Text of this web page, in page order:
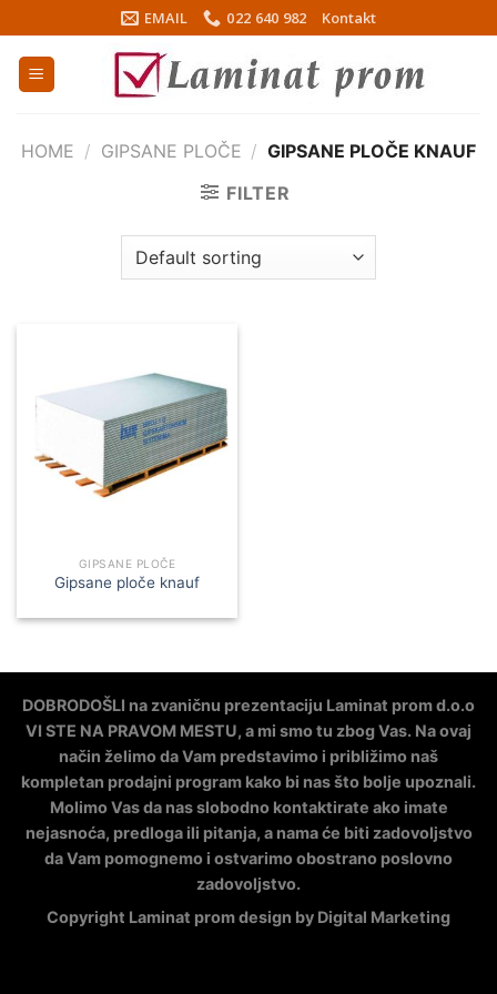
to
content
EMAIL 022 640 982 Kontakt
HOME / GIPSANE PLOČE / GIPSANE PLOČE KNAUF
FILTER
GIPSANE PLOČE
Gipsane ploče knauf
DOBRODOŠLI na zvaničnu prezentaciju Laminat prom d.o.o
VI STE NA PRAVOM MESTU, a mi smo tu zbog Vas. Na ovaj
način želimo da Vam predstavimo i približimo naš
kompletan prodajni program kako bi nas što bolje upoznali.
Molimo Vas da nas slobodno kontaktirate ako imate
nejasnoća, predloga ili pitanja, a nama će biti zadovoljstvo
da Vam pomognemo i ostvarimo obostrano poslovno
zadovoljstvo.
Copyright Laminat prom design by Digital Marketing